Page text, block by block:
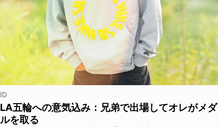
ID
LA五輪への意気込み：兄弟で出場してオレがメダ
ルを取る